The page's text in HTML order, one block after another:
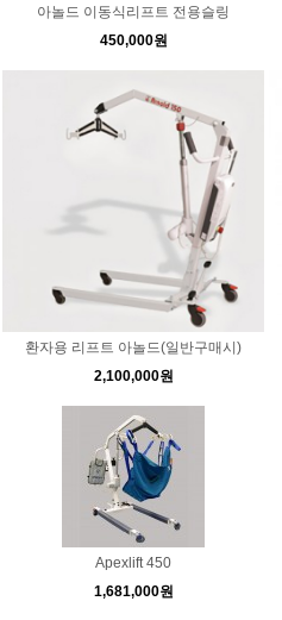
아놀드 이동식리프트 전용슬링
450,000원
환자용 리프트 아놀드(일반구매시)
2,100,000원
Apexlift 450
1,681,000원